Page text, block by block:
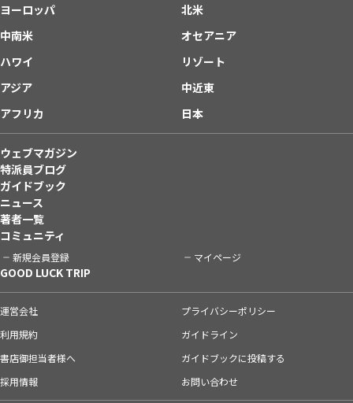
ヨーロッパ
北米
中南米
オセアニア
ハワイ
リゾート
アジア
中近東
アフリカ
日本
ウェブマガジン
特派員ブログ
ガイドブック
ニュース
著者一覧
コミュニティ
新規会員登録 マイページ
GOOD LUCK TRIP
運営会社
プライバシーポリシー
利用規約
ガイドライン
書店御担当者様へ
ガイドブックに投稿する
採用情報
お問い合わせ